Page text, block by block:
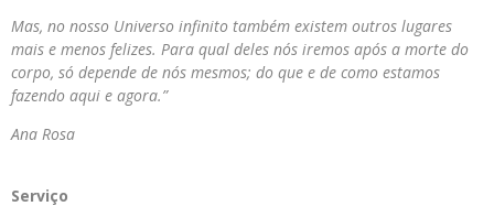
Mas, no nosso Universo infinito também existem outros lugares
mais e menos felizes. Para qual deles nós iremos após a morte do
corpo, só depende de nós mesmos; do que e de como estamos
fazendo aqui e agora.”
Ana Rosa
Serviço